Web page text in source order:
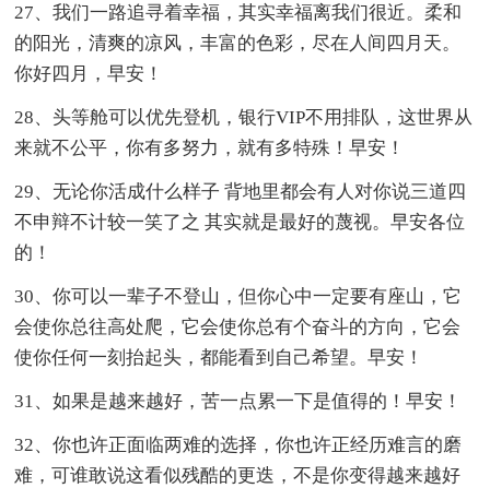
27、我们一路追寻着幸福，其实幸福离我们很近。柔和
的阳光，清爽的凉风，丰富的色彩，尽在人间四月天。
你好四月，早安！
28、头等舱可以优先登机，银行VIP不用排队，这世界从
来就不公平，你有多努力，就有多特殊！早安！
29、无论你活成什么样子 背地里都会有人对你说三道四
不申辩不计较一笑了之 其实就是最好的蔑视。早安各位
的！
30、你可以一辈子不登山，但你心中一定要有座山，它
会使你总往高处爬，它会使你总有个奋斗的方向，它会
使你任何一刻抬起头，都能看到自己希望。早安！
31、如果是越来越好，苦一点累一下是值得的！早安！
32、你也许正面临两难的选择，你也许正经历难言的磨
难，可谁敢说这看似残酷的更迭，不是你变得越来越好